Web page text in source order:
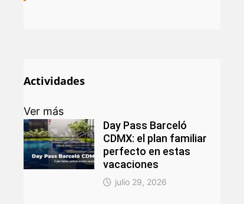
Actividades
Ver más
Day Pass Barceló
CDMX: el plan familiar
perfecto en estas
vacaciones
julio 29, 2026